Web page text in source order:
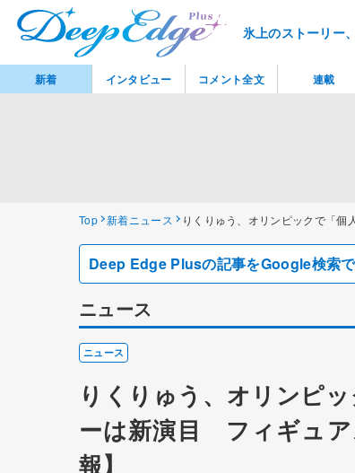
氷上のストーリー
Top 新着ニュース りくりゅう、オリンピックで「
Deep Edge Plusの記事をGoogle検索
ニュース
ニュース
りくりゅう、オリンピ
ーは新演目 フィギュア
報】
新着 インタビュー コメント全文 連載